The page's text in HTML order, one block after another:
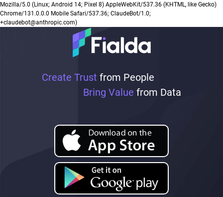
Create Trust from People
Bring Value from Data
Mozilla/5.0 (Linux; Android 14; Pixel 8) AppleWebKit/537.36 (KHTML, like Gecko)
Chrome/131.0.0.0 Mobile Safari/537.36; ClaudeBot/1.0;
+claudebot@anthropic.com)